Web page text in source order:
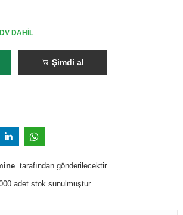
DAHİL
Şimdi al
tarafından gönderilecektir.
adet stok sunulmuştur.